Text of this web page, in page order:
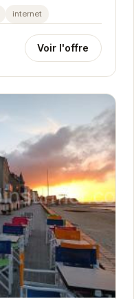
internet
Voir l'offre